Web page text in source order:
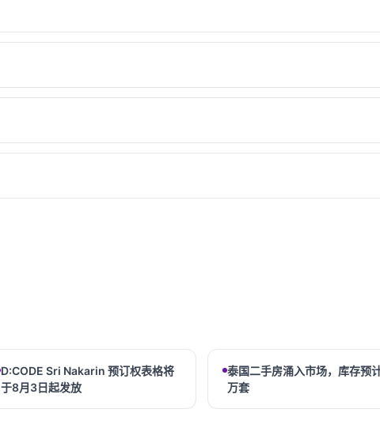
D:CODE Sri Nakarin 预订权表格将
于8月3日起发放
泰国二手房涌入市场，库存预
万套